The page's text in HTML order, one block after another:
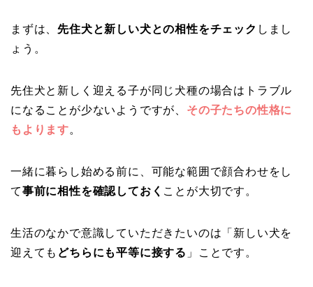
まずは、先住犬と新しい犬との相性をチェック しまし
ょう。
先住犬と新しく迎える子が同じ犬種の場合はトラブル
になることが少ないようですが、 その子たちの性格に
もよります。
一緒に暮らし始める前に、可能な範囲で顔合わせをし
て事前に相性を確認しておく ことが大切です。
生活のなかで意識していただきたいのは「新しい犬を
迎えても どちらにも平等に接する 」ことです。